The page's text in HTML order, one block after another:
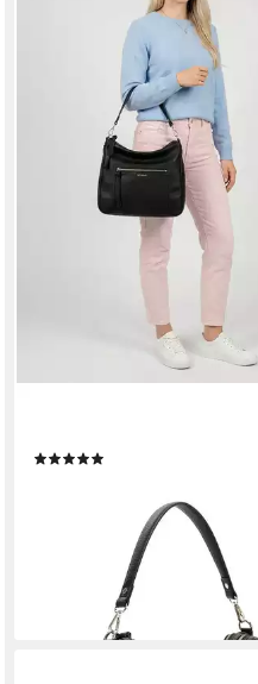
lieferbar - in 2-3 Werktagen bei dir